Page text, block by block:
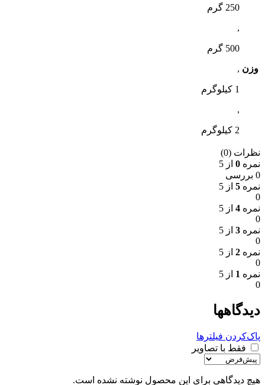
وزن
250 گرم
,
500 گرم
,
1 کیلوگرم
,
2 کیلوگرم
نظرات (0)
نمره 0 از 5
0 بررسی
نمره 5 از 5
0
نمره 4 از 5
0
نمره 3 از 5
0
نمره 2 از 5
0
نمره 1 از 5
0
دیدگاهها
پاک‌کردن فیلترها
فقط با تصاویر
هیچ دیدگاهی برای این محصول نوشته نشده است.